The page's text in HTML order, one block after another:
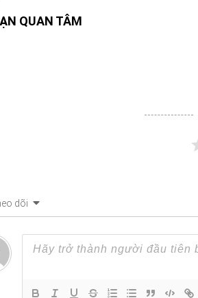
QUAN TÂM
dõi